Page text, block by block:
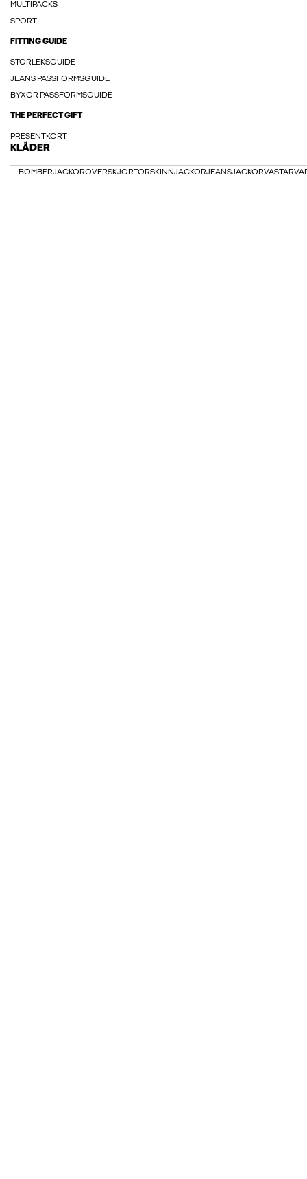
MULTIPACKS
SPORT
FITTING GUIDE
STORLEKSGUIDE
JEANS PASSFORMSGUIDE
BYXOR PASSFORMSGUIDE
THE PERFECT GIFT
PRESENTKORT
KLÄDER
BOMBERJACKORÖVERSKJORTORSKINNJACKORJEANSJACKORVÄSTAR